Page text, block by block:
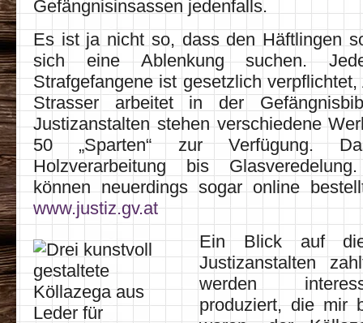
Gefängnisinsassen jedenfalls.
Es ist ja nicht so, dass den Häftlingen
sich eine Ablenkung suchen.
Strafgefangene ist gesetzlich
Strasser arbeitet in der
Justizanstalten stehen verschiedene
50 „Sparten“ zur Verfügung.
Holzverarbeitung bis
können neuerdings sogar online
www.justiz.gv.at
Ein Blick auf
Justizanstalten
werden
produziert, die mir